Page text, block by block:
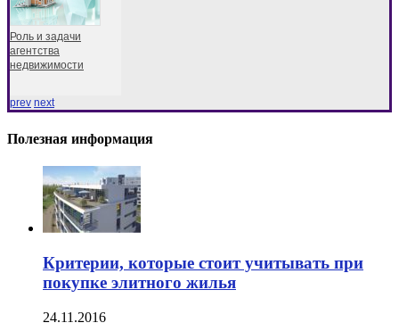
Роль и задачи
агентства
недвижимости
prev next
Полезная информация
Критерии, которые стоит учитывать при
покупке элитного жилья
24.11.2016